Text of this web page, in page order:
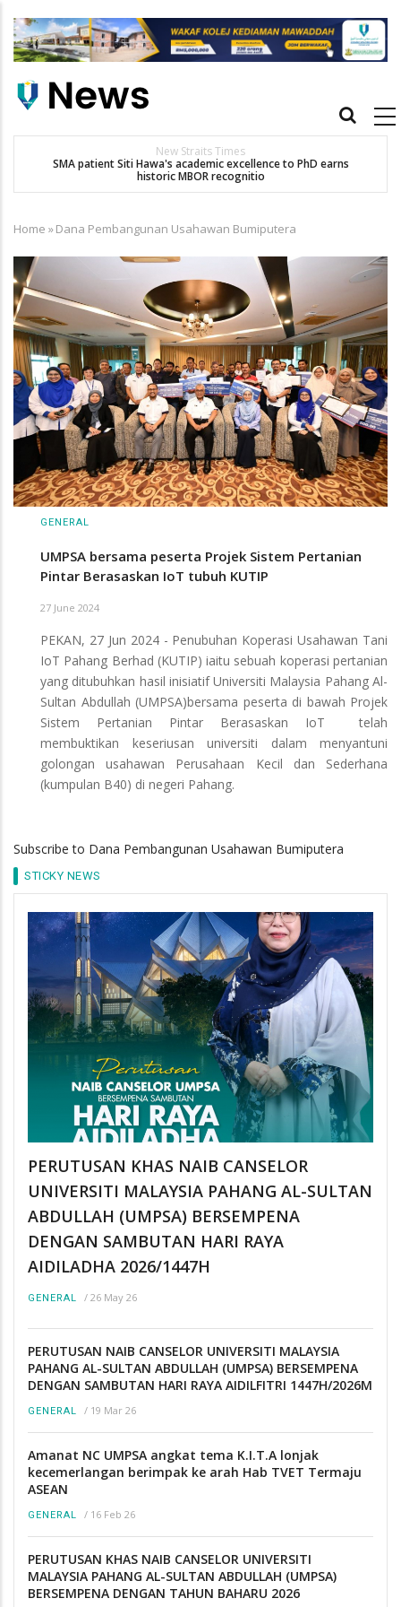
main
Main
New Straits Times
SMA patient Siti Hawa's academic excellence to PhD earns
historic MBOR recognitio
Breadcrumb
Home »Dana Pembangunan Usahawan Bumiputera
GENERAL
UMPSA bersama peserta Projek Sistem Pertanian
Pintar Berasaskan IoT tubuh KUTIP
27 June 2024
PEKAN, 27 Jun 2024 - Penubuhan Koperasi Usahawan Tani
IoT Pahang Berhad (KUTIP) iaitu sebuah koperasi pertanian
yang ditubuhkan hasil inisiatif Universiti Malaysia Pahang Al-
Sultan Abdullah (UMPSA)bersama peserta di bawah Projek
Sistem Pertanian Pintar Berasaskan IoT telah
membuktikan keseriusan universiti dalam menyantuni
golongan usahawan Perusahaan Kecil dan Sederhana
(kumpulan B40) di negeri Pahang.
Subscribe to Dana Pembangunan Usahawan Bumiputera
STICKY NEWS
PERUTUSAN KHAS NAIB CANSELOR
UNIVERSITI MALAYSIA PAHANG AL-SULTAN
ABDULLAH (UMPSA) BERSEMPENA
DENGAN SAMBUTAN HARI RAYA
AIDILADHA 2026/1447H
GENERAL / 26 May 26
PERUTUSAN NAIB CANSELOR UNIVERSITI MALAYSIA
PAHANG AL-SULTAN ABDULLAH (UMPSA) BERSEMPENA
DENGAN SAMBUTAN HARI RAYA AIDILFITRI 1447H/2026M
GENERAL / 19 Mar 26
Amanat NC UMPSA angkat tema K.I.T.A lonjak
kecemerlangan berimpak ke arah Hab TVET Termaju
ASEAN
GENERAL / 16 Feb 26
PERUTUSAN KHAS NAIB CANSELOR UNIVERSITI
MALAYSIA PAHANG AL-SULTAN ABDULLAH (UMPSA)
BERSEMPENA DENGAN TAHUN BAHARU 2026